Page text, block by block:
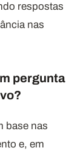
respostas
nas
pergunta
base nas
e, em